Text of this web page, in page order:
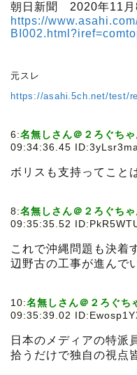
朝日新聞 2020年11月
https://
元スレ
https://asahi.5ch.net/test/
6:名無しさん＠２ろぐちゃ
09:34:36.45
ボリスも支持ってこと
8:名無しさん＠２ろぐちゃ
09:35:35.52
これで沖縄問題も決着
辺野古の工事が進んで
10:名無しさん＠２ろぐち
09:35:39.02
日本のメディアの特派
拾うだけで独自の視点